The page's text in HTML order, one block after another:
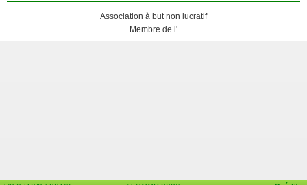
Association à but non lucratif
Membre de l'